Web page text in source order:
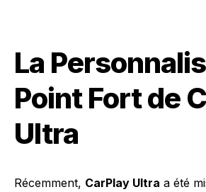
La
Point Fort de
Ultra
Récemment, CarPlay Ultra a été